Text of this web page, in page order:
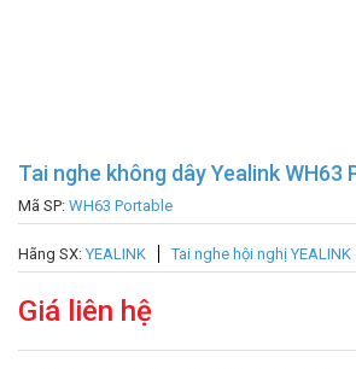
Tai nghe không dây Yealink WH63
Mã SP: WH63 Portable
Hãng SX: YEALINK Tai nghe hội nghị YEALINK
Giá liên hệ